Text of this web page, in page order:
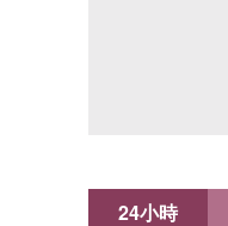
24小時